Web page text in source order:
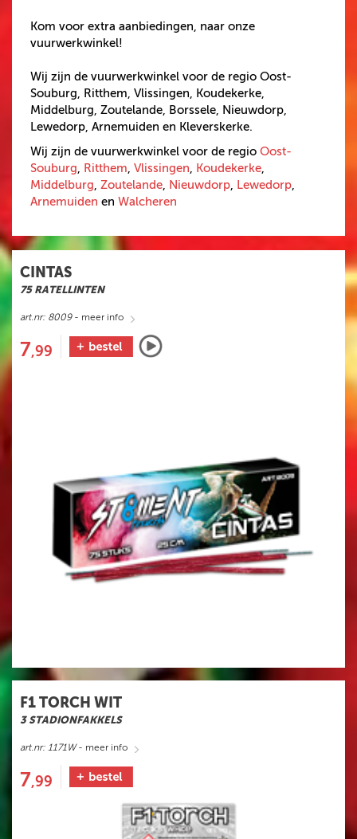
CRACKLING
STERRETJES
STADIONFAKKEL
DIVERSEN
SINGLE SHOTS
VUURWERKPAKKET
BOMB BAGS
VEILIGHEIDSARTIKELEN
500 GRAM
AANBIEDINGEN
Kom voor extra aanbiedingen, naar onze
vuurwerkwinkel!
Wij zijn de vuurwerkwinkel voor de regio Oost-
Souburg, Ritthem, Vlissingen, Koudekerke,
Middelburg, Zoutelande, Borssele, Nieuwdorp,
Lewedorp, Arnemuiden en Kleverskerke.
Wij zijn de vuurwerkwinkel voor de regio Oost-
Souburg
Ritthem Vlissingen Koudekerke
Middelburg
Zoutelande Nieuwdorp Lewedorp
Arnemuiden en Walcheren
CINTAS
75 RATELLINTEN
art.nr: 8009- meer info
7,99
F1 TORCH WIT
3 STADIONFAKKELS
art.nr: 1171W- meer info
7,99